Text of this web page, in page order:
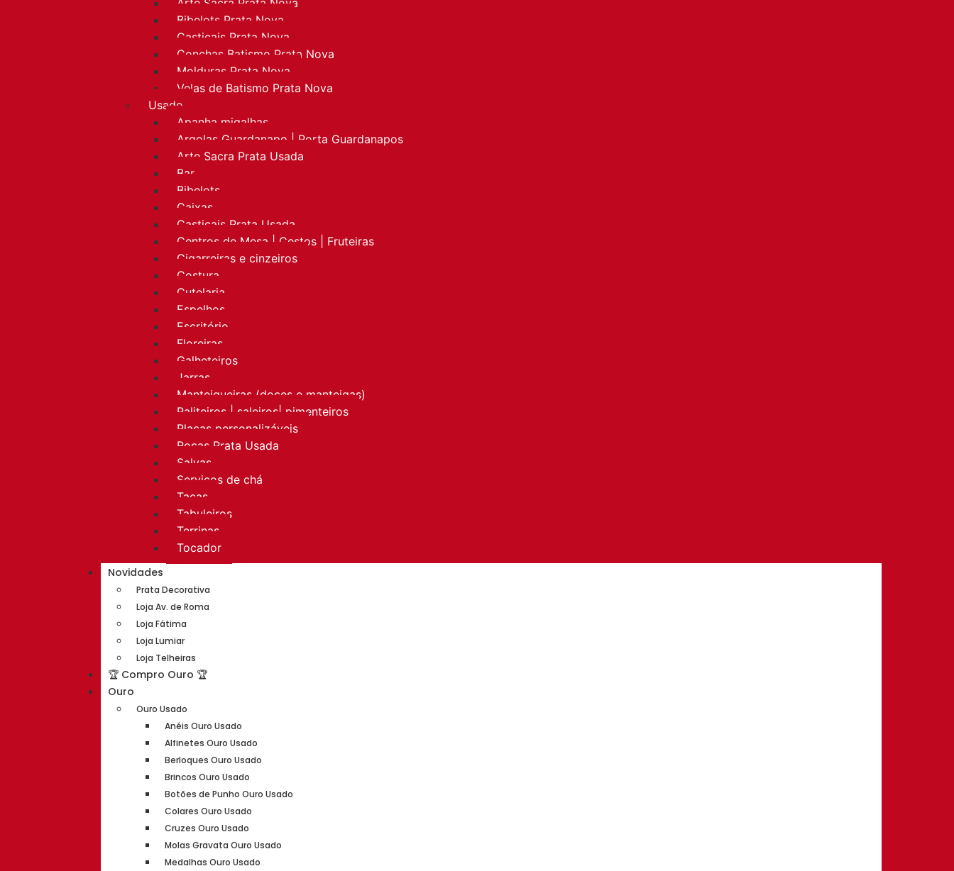
Bibelots Prata Nova
Castiçais Prata Nova
Conchas Batismo Prata Nova
Molduras Prata Nova
Velas de Batismo Prata Nova
Usado
Apanha migalhas
Argolas Guardanapo | Porta Guardanapos
Arte Sacra Prata Usada
Bar
Bibelots
Caixas
Castiçais Prata Usada
Centros de Mesa | Cestos | Fruteiras
Cigarreiras e cinzeiros
Costura
Cutelaria
Espelhos
Escritório
Floreiras
Galheteiros
Jarras
Manteigueiras (doces e manteigas)
Paliteiros | saleiros| pimenteiros
Placas personalizáveis
Rocas Prata Usada
Salvas
Serviços de chá
Taças
Tabuleiros
Terrinas
Tocador
Novidades
Prata Decorativa
Loja Av. de Roma
Loja Fátima
Loja Lumiar
Loja Telheiras
🏆 Compro Ouro 🏆
Ouro
Ouro Usado
Anéis Ouro Usado
Alfinetes Ouro Usado
Berloques Ouro Usado
Brincos Ouro Usado
Botões de Punho Ouro Usado
Colares Ouro Usado
Cruzes Ouro Usado
Molas Gravata Ouro Usado
Medalhas Ouro Usado